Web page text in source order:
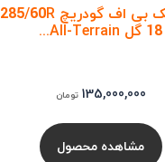
لاستیک بی اف گودریچ 285/60R
18 گل All-Terrain...
135,000,000 تومان
مشاهده محصول